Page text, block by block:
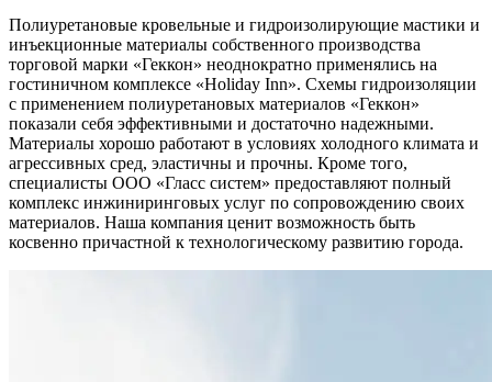
Полиуретановые кровельные и гидроизолирующие мастики и
инъекционные материалы собственного производства
торговой марки «Геккон» неоднократно применялись на
гостиничном комплексе «Holiday Inn». Схемы гидроизоляции
с применением полиуретановых материалов «Геккон»
показали себя эффективными и достаточно надежными.
Материалы хорошо работают в условиях холодного климата и
агрессивных сред, эластичны и прочны. Кроме того,
специалисты ООО «Гласс систем» предоставляют полный
комплекс инжиниринговых услуг по сопровождению своих
материалов. Наша компания ценит возможность быть
косвенно причастной к технологическому развитию города.